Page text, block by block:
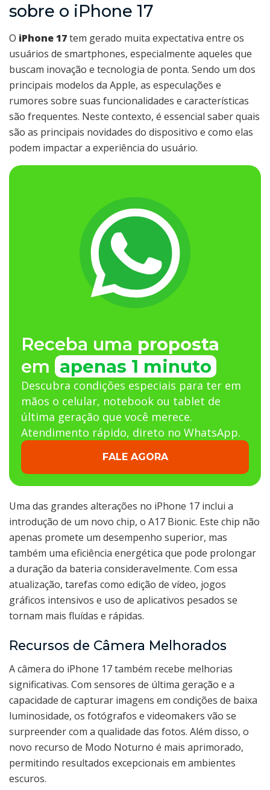
sobre o iPhone 17
O iPhone 17tem gerado muita expectativa entre os
usuários de smartphones, especialmente aqueles que
buscam inovação e tecnologia de ponta. Sendo um dos
principais modelos da Apple, as especulações e
rumores sobre suas funcionalidades e características
são frequentes. Neste contexto, é essencial saber quais
são as principais novidades do dispositivo e como elas
podem impactar a experiência do usuário.
Receba uma proposta
em apenas 1 minuto
Descubra condições especiais para ter em
mãos o celular, notebook ou tablet de
última geração que você merece.
Atendimento rápido, direto no WhatsApp.
FALE AGORA
Uma das grandes alterações no iPhone 17 inclui a
introdução de um novo chip, o A17 Bionic. Este chip não
apenas promete um desempenho superior, mas
também uma eficiência energética que pode prolongar
a duração da bateria consideravelmente. Com essa
atualização, tarefas como edição de vídeo, jogos
gráficos intensivos e uso de aplicativos pesados se
tornam mais fluídas e rápidas.
Recursos de Câmera Melhorados
A câmera do iPhone 17 também recebe melhorias
significativas. Com sensores de última geração e a
capacidade de capturar imagens em condições de baixa
luminosidade, os fotógrafos e videomakers vão se
surpreender com a qualidade das fotos. Além disso, o
novo recurso de Modo Noturno é mais aprimorado,
permitindo resultados excepcionais em ambientes
escuros.